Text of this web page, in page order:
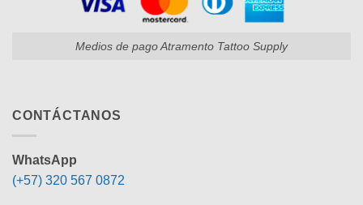
Medios de pago Atramento Tattoo Supply
CONTÁCTANOS
WhatsApp
(+57) 320 567 0872